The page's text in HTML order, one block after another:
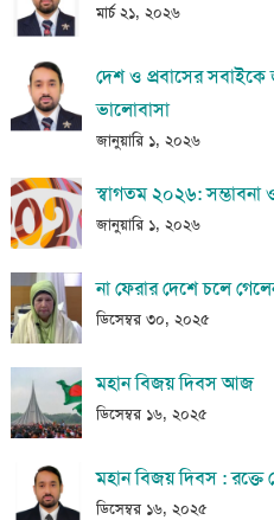
মার্চ ২১, ২০২৬
দেশ ও প্রবাসের সবাইকে
ভালোবাসা
জানুয়ারি ১, ২০২৬
স্বাগতম ২০২৬: সম্ভাবনা
জানুয়ারি ১, ২০২৬
না ফেরার দেশে চলে
ডিসেম্বর ৩০, ২০২৫
মহান বিজয় দিবস আজ
ডিসেম্বর ১৬, ২০২৫
মহান বিজয় দিবস : রক্তে
ডিসেম্বর ১৬, ২০২৫